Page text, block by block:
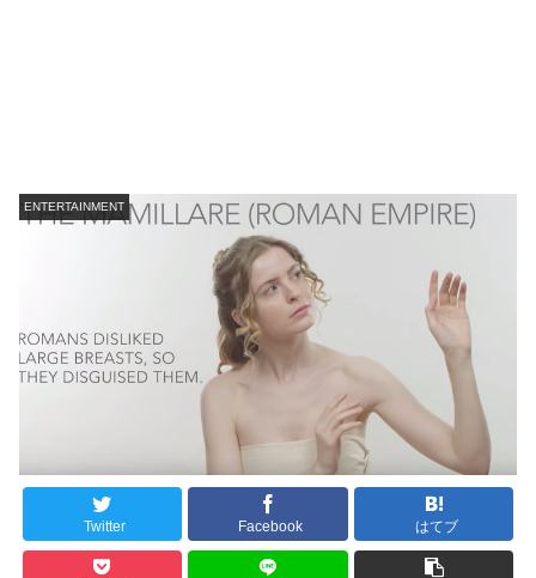
ENTERTAINMENT
Twitter Facebook はてブ